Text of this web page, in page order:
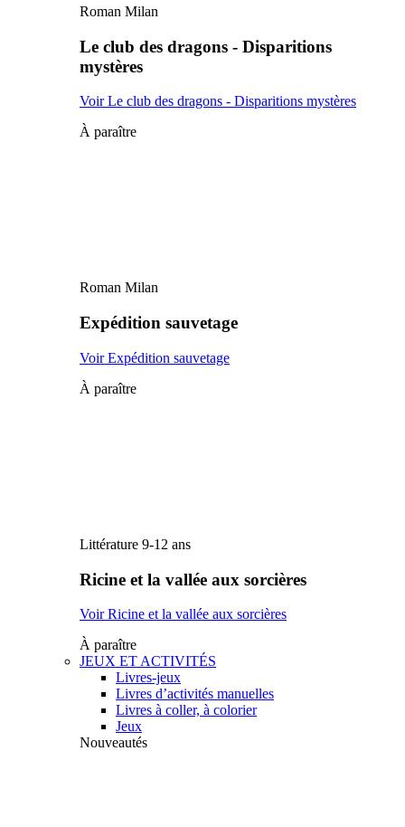
Roman Milan
Le club des dragons - Disparitions
mystères
Voir Le club des dragons - Disparitions mystères
À paraître
Roman Milan
Expédition sauvetage
Voir Expédition sauvetage
À paraître
Littérature 9-12 ans
Ricine et la vallée aux sorcières
Voir Ricine et la vallée aux sorcières
À paraître
JEUX ET ACTIVITÉS
Livres-jeux
Livres d’activités manuelles
Livres à coller, à colorier
Jeux
Nouveautés